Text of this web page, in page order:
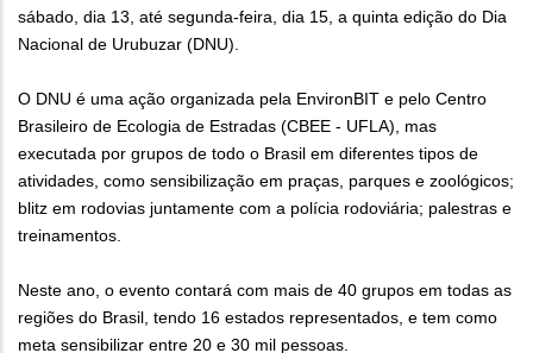
sábado, dia 13, até segunda-feira, dia 15, a quinta edição do Dia
Nacional de Urubuzar (DNU).
O DNU é uma ação organizada pela EnvironBIT e pelo Centro
Brasileiro de Ecologia de Estradas (CBEE - UFLA), mas
executada por grupos de todo o Brasil em diferentes tipos de
atividades, como sensibilização em praças, parques e zoológicos;
blitz em rodovias juntamente com a polícia rodoviária; palestras e
treinamentos.
Neste ano, o evento contará com mais de 40 grupos em todas as
regiões do Brasil, tendo 16 estados representados, e tem como
meta sensibilizar entre 20 e 30 mil pessoas.